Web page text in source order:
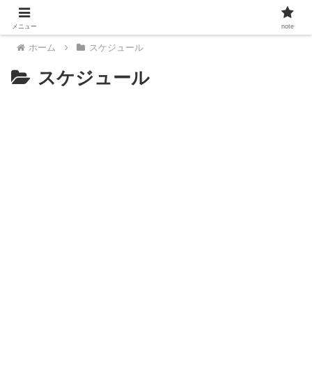
ホーム スケジュール
スケジュール
メニュー note